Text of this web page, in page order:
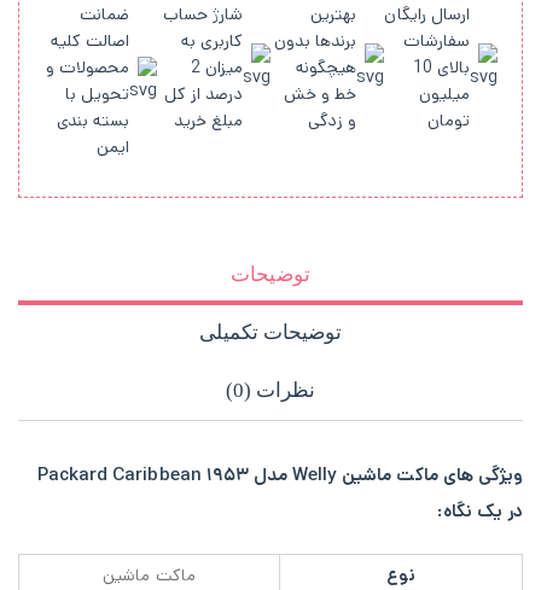
ارسال رایگان
سفارشات
بالای 10
میلیون
تومان
بهترین
برندها بدون
هیچگونه
خط و خش
و زدگی
شارژ حساب
کاربری به
میزان 2
درصد از کل
مبلغ خرید
ضمانت
اصالت کلیه
محصولات و
تحویل با
بسته بندی
ایمن
توضیحات
توضیحات تکمیلی
نظرات (0)
ویژگی های ماکت ماشین Welly مدل ۱۹۵۳ Packard Caribbean
در یک نگاه:
نوع ماکت ماشین